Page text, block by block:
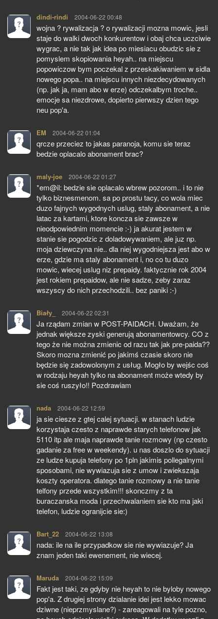
dindi-rindi pisze:
2004-06-22 00:48
wojna ? rywalizacja ? o rywalizacji mozna mowic, jesli
staje do walki dwoch konkurentow i obaj chca uczciwie
wygrac, a nie tak jak idea po miesiacu obudzic sie z
pomyslem skopiowania heyah.. na miejscu
popowiczow bym poczekal z przeskakiwaniem w sidla
nowego popa.. na miejscu innych niezdecydowanych
(np. jak ja, mam abo w erze) odczekalbym troche..
emocje sa niezdrowe, dopierto pierwszy dzien tego
neu pop'a.
EM pisze:
2004-06-22 01:04
qrcze przeciez to jakas paranoja, komu sie teraz
bedzie oplacalo abonament brac?
maly-joe pisze:
2004-06-22 01:27
*em@il: bedzie sie oplacalo wbrew pozorom.. i to nie
tylko biznesmenom. sa po prostu tacy, co wola miec
duzo fajnych wygodnych uslug, staly abonament, a nie
latac za kartami, ktore koncza sie zawsze w
nieodpowiednim momencie :-) ja akurat jestem w
stanie sie pogodzic z doladowywaniem, ale juz np.
moja dziewczyna nie.. dla niej wygodniejsza jest abo w
erze, gdzie ma staly abonament i, no co tu duzo
mowic, wiecej uslug niz prepaidy. faktycznie rok 2004
jest rokiem prepaidow, ale nie sadze, zeby zaraz
wszyscy do nich przechodzili.. bez paniki :-)
Biały_ pisze:
2004-06-22 02:31
Ja rządam zmian w POST-PAIDACH. Uważam, że
jednak większe zyski generują abonamentowcy. CO z
tego że nie można zmienic od razu tak jak pre-paida??
Skoro mozna zmienić po jakimś czasie skoro nie
będzie się zadowolonym z usług. Mogło by wejśc coś
w rodzaju heyah tylko na abonament może wtedy by
sie coś ruszyło!! Pozdrawiam
nada pisze:
2004-06-22 12:59
ja sie ciesze z gtej calej sytuacji. w stanach ludzie
korzystaja czesto z naprawde starych telefonow jak
5110 itp ale maja naprawde tanie rozmowy (np czesto
gadanie za free w weekendy). u nas doszlo do sytuacji
ze ludze kupuja telefony po 1pln jakimis pollegalnymi
sposobami, nie wywiazuja sie z umow i zwiekszaja
koszty operatora. dlatego tanie rozmowy a nie tanie
telfony przede wszystkim!!! skonczmy z ta
buraczanska moda i przechwalaniem sie kto ma jaki
telefon, ludzie ogranijcie sie:)
Bart_22 pisze:
2004-06-22 13:08
nada: ile na ile przypadkow sie nie wywiazuje? Ja
znam jeden taki ewenement, nie wiecej.
Maruda pisze:
2004-06-22 15:09
Fakt jest taki, ze gdyby nie heyah to nie byloby nowego
pop'a. Z drugiej strony dzialanie idei jest lekko mowac
dziwne (nieprzmyslane?) - zareagowali na tyle pozno,